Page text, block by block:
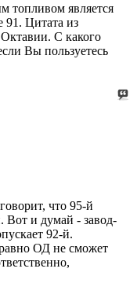
топливом является
Цитата из
С какого
Вы пользуетесь
что 95-й
Вот и думай - завод-
92-й.
равно ОД не сможет